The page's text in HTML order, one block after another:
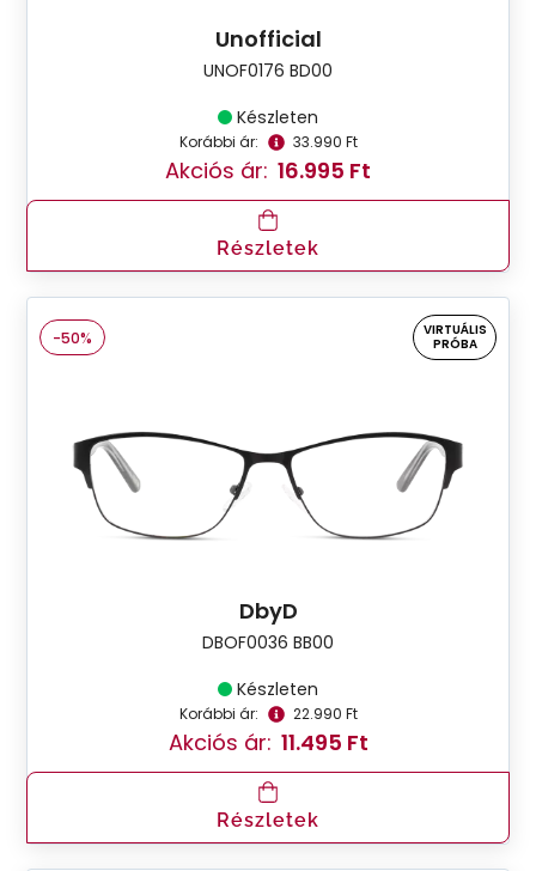
Unofficial
UNOF0176 BD00
Készleten
Korábbi ár: 33.990 Ft
Akciós ár: 16.995 Ft
Részletek
-50%
VIRTUÁLIS
PRÓBA
DbyD
DBOF0036 BB00
Készleten
Korábbi ár: 22.990 Ft
Akciós ár: 11.495 Ft
Részletek